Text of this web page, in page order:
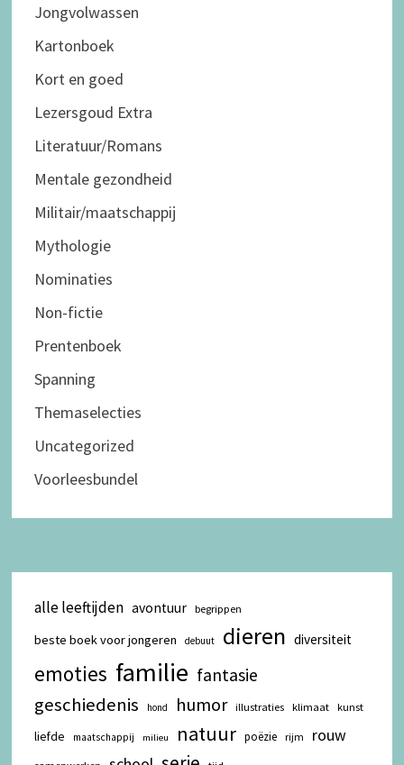
Jongvolwassen
Kartonboek
Kort en goed
Lezersgoud Extra
Literatuur/Romans
Mentale gezondheid
Militair/maatschappij
Mythologie
Nominaties
Non-fictie
Prentenboek
Spanning
Themaselecties
Uncategorized
Voorleesbundel
alle leeftijden avontuur begrippen
beste boek voor jongeren debuut dieren diversiteit
emoties familie fantasie
geschiedenis hond humor illustraties klimaat kunst
liefde maatschappij milieu natuur poëzie rijm rouw